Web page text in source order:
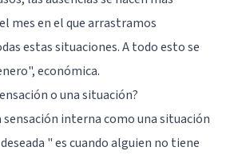
mes en el que arrastramos
estas situaciones. A todo esto se
económica.
o una situación?
sensación interna como una situación
" es cuando alguien no tiene